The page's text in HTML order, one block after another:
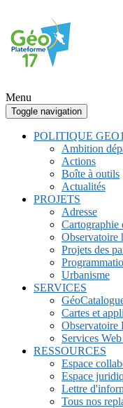
Menu
Toggle navigation
POLITIQUE
Ambition
Actions
Boîte à outils
Actualités
PROJETS
Adresse
Cartographie
Observatoire
Projets des
Urbanisme
SERVICES
Cartes et
Observatoire
Services
RESSOURCES
Espace
Espace
Lettre
Tous nos